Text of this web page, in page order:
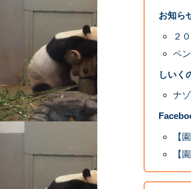
お知ら
２
ペ
しいく
ナ
【
【